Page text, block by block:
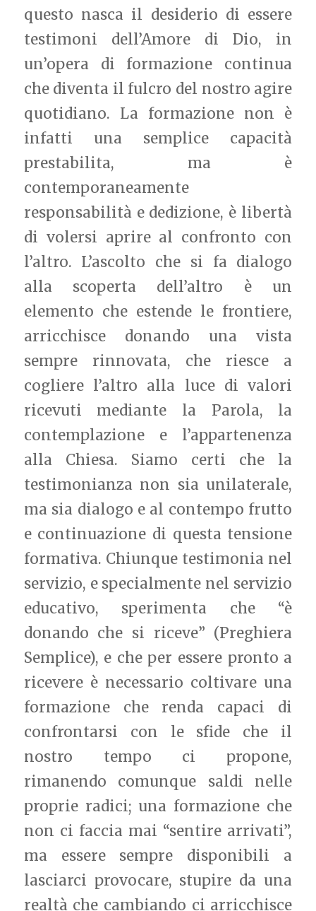
questo nasca il desiderio di essere
testimoni dell’Amore di Dio, in
un’opera di formazione continua
che diventa il fulcro del nostro agire
quotidiano. La formazione non è
infatti una semplice capacità
prestabilita, ma è
contemporaneamente
responsabilità e dedizione, è libertà
di volersi aprire al confronto con
l’altro. L’ascolto che si fa dialogo
alla scoperta dell’altro è un
elemento che estende le frontiere,
arricchisce donando una vista
sempre rinnovata, che riesce a
cogliere l’altro alla luce di valori
ricevuti mediante la Parola, la
contemplazione e l’appartenenza
alla Chiesa. Siamo certi che la
testimonianza non sia unilaterale,
ma sia dialogo e al contempo frutto
e continuazione di questa tensione
formativa. Chiunque testimonia nel
servizio, e specialmente nel servizio
educativo, sperimenta che “è
donando che si riceve” (Preghiera
Semplice), e che per essere pronto a
ricevere è necessario coltivare una
formazione che renda capaci di
confrontarsi con le sfide che il
nostro tempo ci propone,
rimanendo comunque saldi nelle
proprie radici; una formazione che
non ci faccia mai “sentire arrivati”,
ma essere sempre disponibili a
lasciarci provocare, stupire da una
realtà che cambiando ci arricchisce